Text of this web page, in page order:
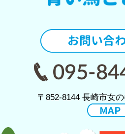
〒852-8144 長崎市女